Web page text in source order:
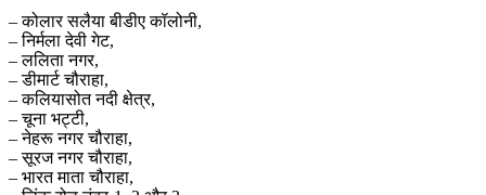
– कोलार सलैया बीडीए कॉलोनी,
– निर्मला देवी गेट,
– ललिता नगर,
– डीमार्ट चौराहा,
– कलियासोत नदी क्षेत्र,
– चूना भट्टी,
– नेहरू नगर चौराहा,
– सूरज नगर चौराहा,
– भारत माता चौराहा,